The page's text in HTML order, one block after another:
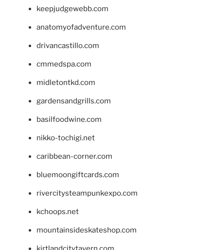
keepjudgewebb.com
anatomyofadventure.com
drivancastillo.com
cmmedspa.com
midletontkd.com
gardensandgrills.com
basilfoodwine.com
nikko-tochigi.net
caribbean-corner.com
bluemoongiftcards.com
rivercitysteampunkexpo.com
kchoops.net
mountainsideskateshop.com